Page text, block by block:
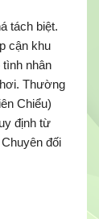
tách biệt.
cận khu
tình nhân
Thường
Chiểu)
định từ
đối